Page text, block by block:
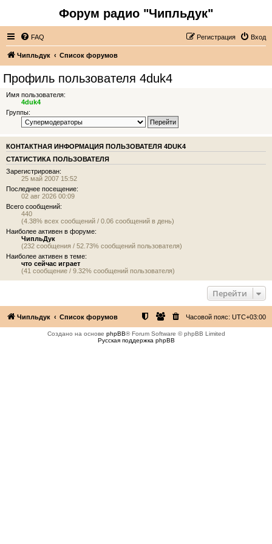
Форум радио "Чипльдук"
FAQ Вход
Регистрация
Чипльдук Список форумов
Профиль пользователя 4duk4
Имя пользователя:
4duk4
Группы:
КОНТАКТНАЯ ИНФОРМАЦИЯ ПОЛЬЗОВАТЕЛЯ 4DUK4
СТАТИСТИКА ПОЛЬЗОВАТЕЛЯ
Зарегистрирован:
25 май 2007 15:52
Последнее посещение:
02 авг 2026 00:09
Всего сообщений:
440
(4.38% всех сообщений / 0.06 сообщений в день)
Наиболее активен в форуме:
ЧипльДук
(232 сообщения / 52.73% сообщений пользователя)
Наиболее активен в теме:
что сейчас играет
(41 сообщение / 9.32% сообщений пользователя)
Перейти
Чипльдук Список форумов Часовой пояс: UTC+03:00
Создано на основе phpBB® Forum Software © phpBB Limited
Русская поддержка phpBB